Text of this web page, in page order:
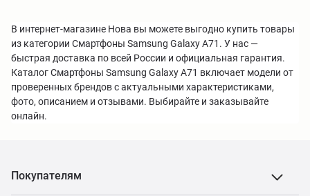
В интернет-магазине Нова вы можете выгодно купить товары
из категории Смартфоны Samsung Galaxy A71. У нас —
быстрая доставка по всей России и официальная гарантия.
Каталог Смартфоны Samsung Galaxy A71 включает модели от
проверенных брендов с актуальными характеристиками,
фото, описанием и отзывами. Выбирайте и заказывайте
онлайн.
Покупателям